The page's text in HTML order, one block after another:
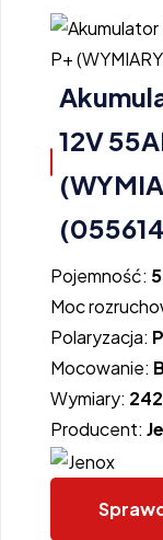
12V
Pojemność:
Moc
Polaryzacja:
Mocowanie:
Wymiary:
Producent: